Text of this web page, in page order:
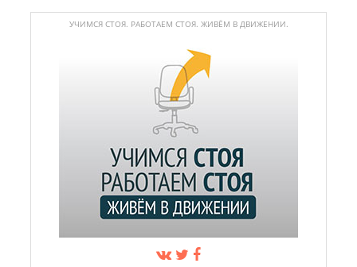
УЧИМСЯ СТОЯ. РАБОТАЕМ СТОЯ. ЖИВЁМ В ДВИЖЕНИИ.